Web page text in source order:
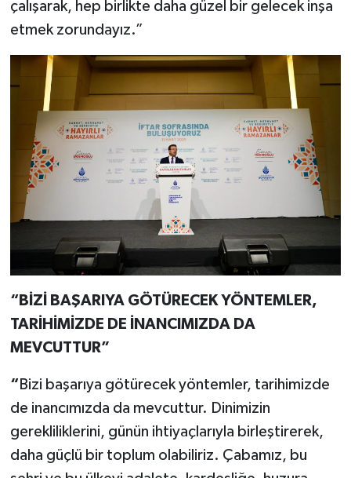
çalışarak, hep birlikte daha güzel bir gelecek inşa
etmek zorundayız.”
“BİZİ BAŞARIYA GÖTÜRECEK YÖNTEMLER,
TARİHİMİZDE DE İNANCIMIZDA DA
MEVCUTTUR”
“ Bizi başarıya götürecek yöntemler, tarihimizde
de inancımızda da mevcuttur. Dinimizin
gerekliliklerini, günün ihtiyaçlarıyla birleştirerek,
daha güçlü bir toplum olabiliriz. Çabamız, bu